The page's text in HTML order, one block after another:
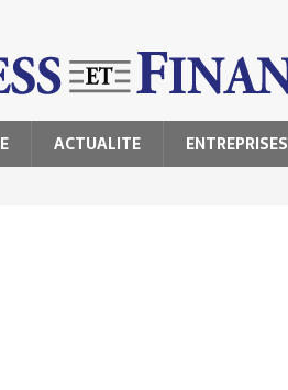
ACTUALITE ENTREPRISES